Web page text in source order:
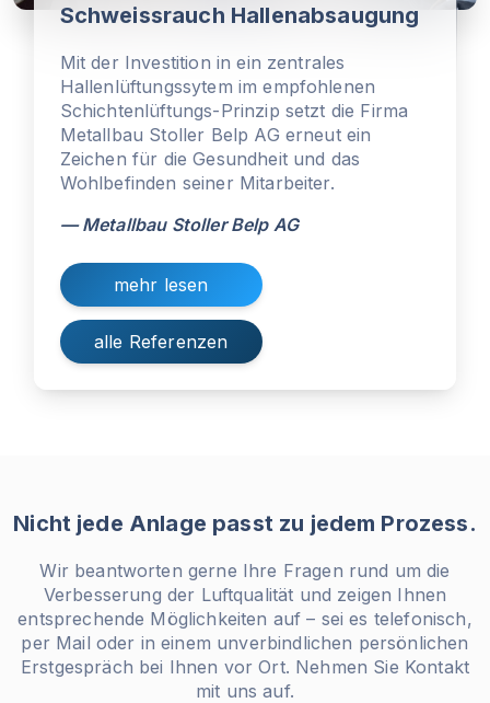
Schweissrauch Hallenabsaugung
Mit der Investition in ein zentrales
Hallenlüftungssytem im empfohlenen
Schichtenlüftungs-Prinzip setzt die Firma
Metallbau Stoller Belp AG erneut ein
Zeichen für die Gesundheit und das
Wohlbefinden seiner Mitarbeiter.
— Metallbau Stoller Belp AG
mehr lesen
alle Referenzen
Nicht jede Anlage passt zu jedem Prozess.
Wir beantworten gerne Ihre Fragen rund um die
Verbesserung der Luftqualität und zeigen Ihnen
entsprechende Möglichkeiten auf – sei es telefonisch,
per Mail oder in einem unverbindlichen persönlichen
Erstgespräch bei Ihnen vor Ort. Nehmen Sie Kontakt
mit uns auf.